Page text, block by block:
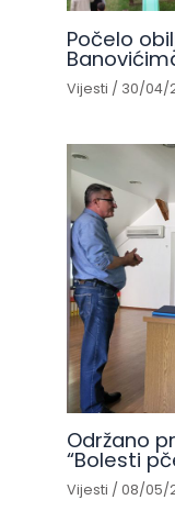
Počelo
Vijesti / 30/04/
Održano
“Bolesti
Vijesti /08/05/